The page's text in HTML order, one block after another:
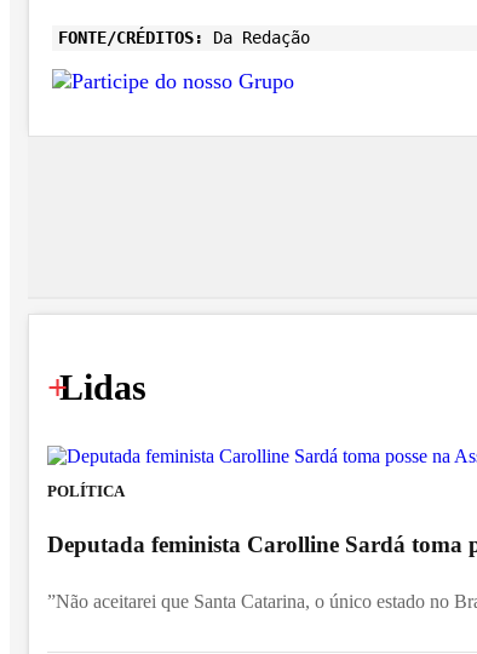
FONTE/CRÉDITOS: Da Redação
+
Lidas
POLÍTICA
Deputada feminista Carolline Sardá toma
”Não aceitarei que Santa Catarina, o único estado no